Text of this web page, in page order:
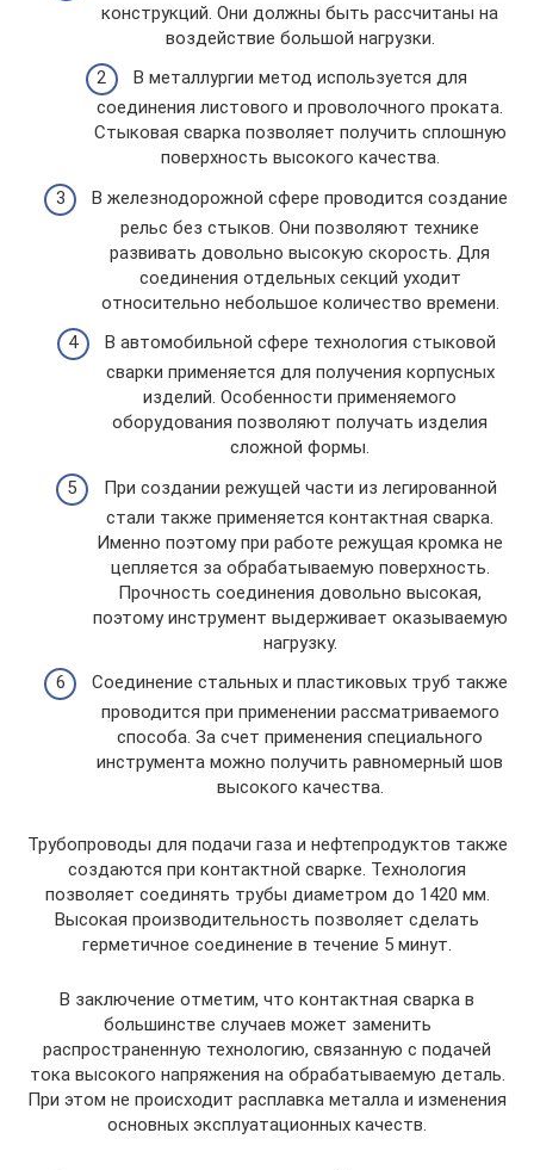
конструкций. Они должны быть рассчитаны на
воздействие большой нагрузки.
В металлургии метод используется для
соединения листового и проволочного проката.
Стыковая сварка позволяет получить сплошную
поверхность высокого качества.
В железнодорожной сфере проводится создание
рельс без стыков. Они позволяют технике
развивать довольно высокую скорость. Для
соединения отдельных секций уходит
относительно небольшое количество времени.
В автомобильной сфере технология стыковой
сварки применяется для получения корпусных
изделий. Особенности применяемого
оборудования позволяют получать изделия
сложной формы.
При создании режущей части из легированной
стали также применяется контактная сварка.
Именно поэтому при работе режущая кромка не
цепляется за обрабатываемую поверхность.
Прочность соединения довольно высокая,
поэтому инструмент выдерживает оказываемую
нагрузку.
Соединение стальных и пластиковых труб также
проводится при применении рассматриваемого
способа. За счет применения специального
инструмента можно получить равномерный шов
высокого качества.
Трубопроводы для подачи газа и нефтепродуктов также
создаются при контактной сварке. Технология
позволяет соединять трубы диаметром до 1420 мм.
Высокая производительность позволяет сделать
герметичное соединение в течение 5 минут.
В заключение отметим, что контактная сварка в
большинстве случаев может заменить
распространенную технологию, связанную с подачей
тока высокого напряжения на обрабатываемую деталь.
При этом не происходит расплавка металла и изменения
основных эксплуатационных качеств.